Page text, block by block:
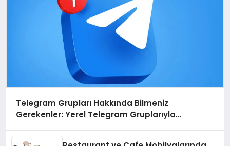
Telegram Grupları Hakkında Bilmeniz
Gerekenler: Yerel Telegram Gruplarıyla